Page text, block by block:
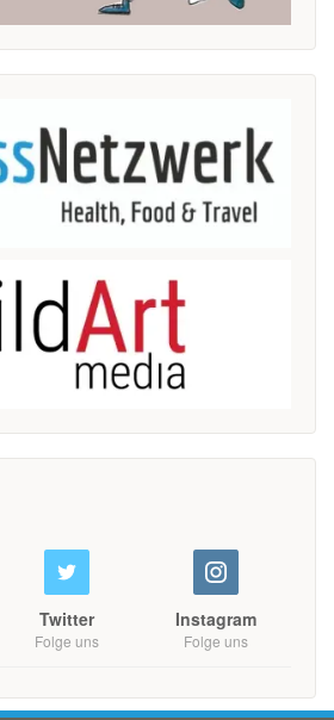
Twitter
Folge uns
Instagram
Folge uns